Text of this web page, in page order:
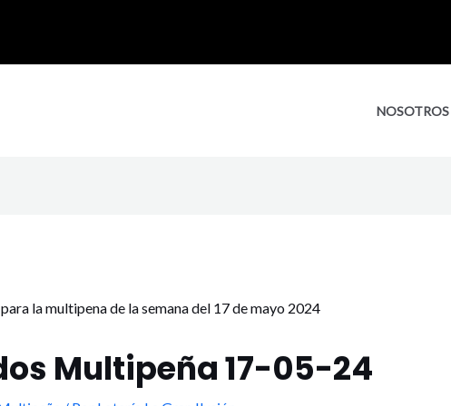
NOSOTROS
Multipeña 17-05-24